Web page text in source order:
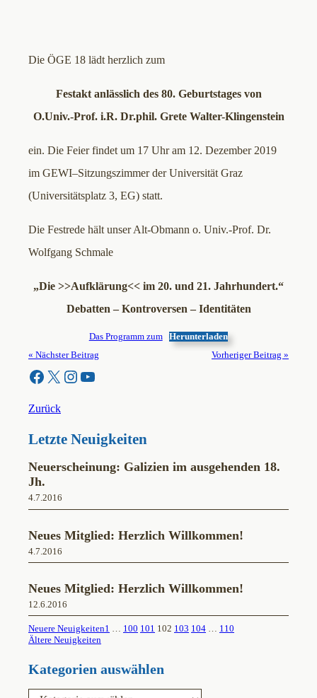
Die ÖGE 18 lädt herzlich zum
Festakt anlässlich des 80. Geburtstages von
O.Univ.-Prof. i.R. Dr.phil. Grete Walter-Klingenstein
ein. Die Feier findet um 17 Uhr am 12. Dezember 2019
im GEWI–Sitzungszimmer der Universität Graz
(Universitätsplatz 3, EG) statt.
Die Festrede hält unser Alt-Obmann o. Univ.-Prof. Dr.
Wolfgang Schmale
„Die >>Aufklärung<< im 20. und 21. Jahrhundert.“
Debatten – Kontroversen – Identitäten
Das Programm zum Herunterladen
« Nächster Beitrag Vorheriger Beitrag »
Facebook X Instagram YouTube
Zurück
Letzte Neuigkeiten
Neuerscheinung: Galizien im ausgehenden 18.
Jh.
4.7.2016
Neues Mitglied: Herzlich Willkommen!
4.7.2016
Neues Mitglied: Herzlich Willkommen!
12.6.2016
Neuere Neuigkeiten1 … 100 101 102 103 104 … 110
Ältere Neuigkeiten
Kategorien auswählen